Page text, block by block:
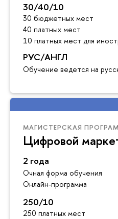
30/40/10
30 бюджетных мест
40 платных мест
10 платных мест для
РУС/АНГЛ
Обучение ведется на
МАГИСТЕРСКАЯ
Цифровой
2 года
Очная форма обучения
Онлайн-программа
250/10
250 платных мест